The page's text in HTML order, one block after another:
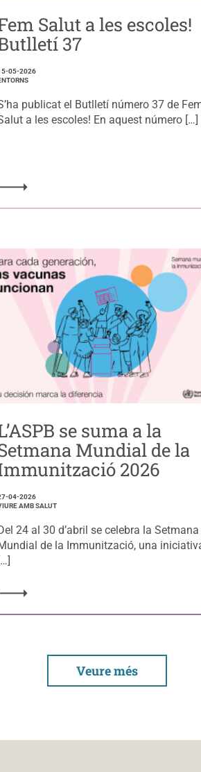
Salut a les escoles!
37
05-2026
publicat el Butlletí número 37 de
a les escoles! En aquest número […]
se suma a la
Mundial de la
2026
04-2026
AMB SALUT
24 al 30 d’abril se celebra la Setmana
de la Immunització, una
Veure més